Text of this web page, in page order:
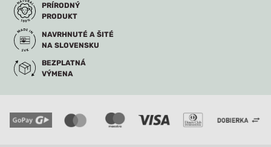
PRÍRODNÝ
PRODUKT
NAVRHNUTÉ A ŠITÉ
NA SLOVENSKU
BEZPLATNÁ
VÝMENA